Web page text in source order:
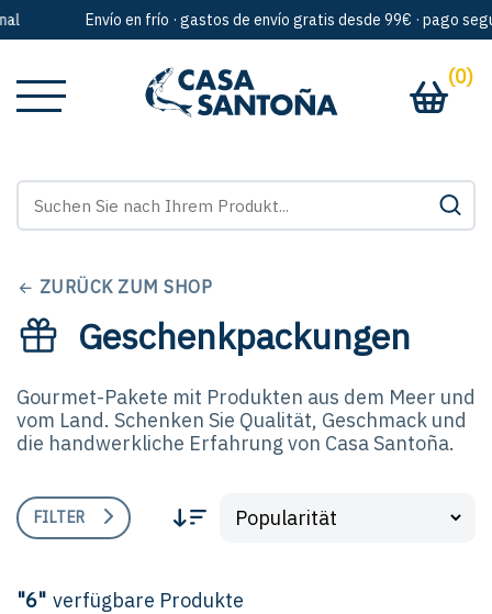
Envío en frío · gastos de envío gratis desde 99€ · pago
(0)
ZURÜCK ZUM SHOP
Geschenkpackungen
Gourmet-Pakete mit Produkten aus dem Meer und
vom Land. Schenken Sie Qualität, Geschmack und
die handwerkliche Erfahrung von Casa Santoña.
FILTER
"6" verfügbare Produkte